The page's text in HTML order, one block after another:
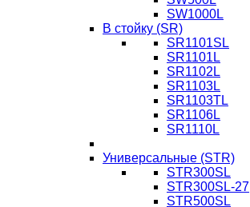
SW1000L
В стойку (SR)
SR1101SL
SR1101L
SR1102L
SR1103L
SR1103TL
SR1106L
SR1110L
Универсальные (STR)
STR300SL
STR300SL-27
STR500SL